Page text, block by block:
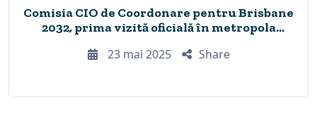
Comisia CIO de Coordonare pentru Brisbane
2032, prima vizită oficială în metropola
23 mai 2025 Share